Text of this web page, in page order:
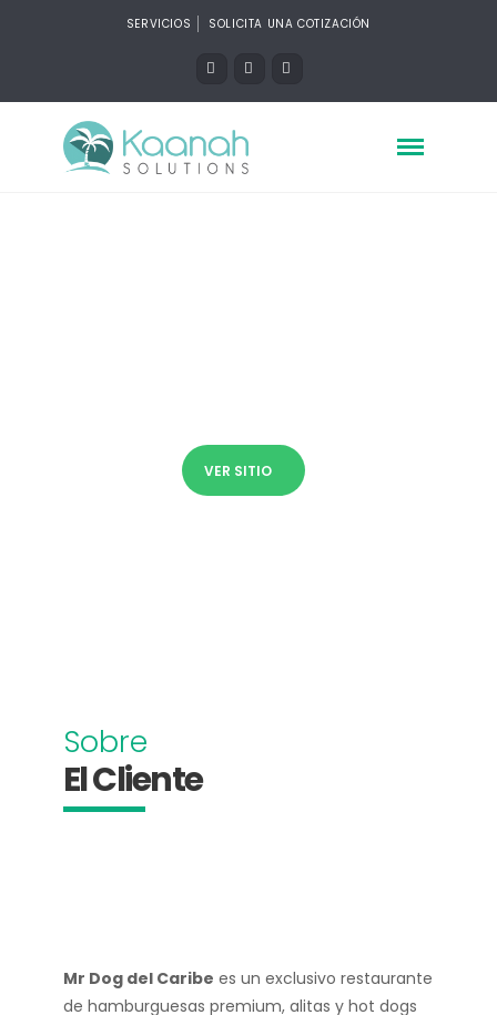
SERVICIOS SOLICITA UNA COTIZACIÓN
VER SITIO
Sobre
El Cliente
Mr Dog del Caribe es un exclusivo restaurante
de hamburguesas premium, alitas y hot dogs